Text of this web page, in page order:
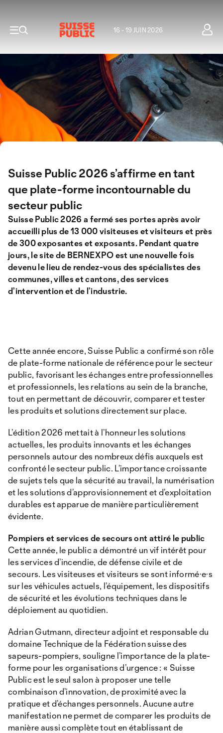
16 - 19 JUIN 2026
Suisse Public 2026 s’affirme en tant
que plate-forme incontournable du
secteur public
Suisse Public 2026 a fermé ses portes après avoir
accueilli plus de 13 000 visiteuses et visiteurs et près
de 300 exposantes et exposants. Pendant quatre
jours, le site de BERNEXPO est une nouvelle fois
devenu le lieu de rendez-vous des spécialistes des
communes, villes et cantons, des services
d’intervention et de l’industrie.
Cette année encore, Suisse Public a confirmé son rôle
de plate-forme nationale de référence pour le secteur
public, favorisant les échanges entre professionnelles
et professionnels, les relations au sein de la branche,
tout en permettant de découvrir, comparer et tester
les produits et solutions directement sur place.
L’édition 2026 mettait à l’honneur les solutions
actuelles, les produits innovants et les échanges
personnels autour des nombreux défis auxquels est
confronté le secteur public. L’importance croissante
de sujets tels que la sécurité au travail, la numérisation
et les solutions d’approvisionnement et d’exploitation
durables est apparue de manière particulièrement
évidente.
Pompiers et services de secours ont attiré le public
Cette année, le public a démontré un vif intérêt pour
les services d’incendie, de défense civile et de
secours. Les visiteuses et visiteurs se sont informé·e·s
sur les véhicules actuels, l’équipement, les dispositifs
de sécurité et les évolutions techniques dans le
déploiement au quotidien.
Adrian Gutmann, directeur adjoint et responsable du
domaine Technique de la Fédération suisse des
sapeurs-pompiers, souligne l’importance de la plate-
forme pour les organisations d’urgence : « Suisse
Public est le seul salon à proposer une telle
combinaison d’innovation, de proximité avec la
pratique et d’échanges personnels. Aucune autre
manifestation ne permet de comparer les produits de
manière aussi complète tout en établissant de